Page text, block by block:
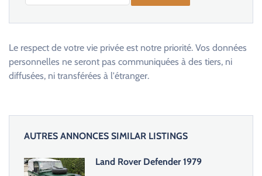
a
s
Le respect de votre vie privée est notre priorité. Vos données
personnelles ne seront pas communiquées à des tiers, ni
diffusées, ni transférées à l'étranger.
AUTRES ANNONCES SIMILAR LISTINGS
Land Rover Defender 1979